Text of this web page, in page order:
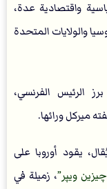
واقتصادية عدة،
والولايات المتحدة
الرئيس الفرنسي،
ميركل ورائها.
يقود أوروبا على
چيزين ويپر ، زميلة في